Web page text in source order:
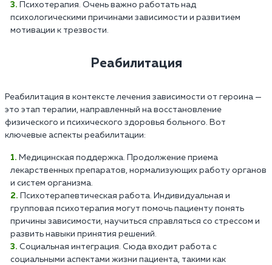
Психотерапия. Очень важно работать над
психологическими причинами зависимости и развитием
мотивации к трезвости.
Реабилитация
Реабилитация в контексте лечения зависимости от героина —
это этап терапии, направленный на восстановление
физического и психического здоровья больного. Вот
ключевые аспекты реабилитации:
Медицинская поддержка. Продолжение приема
лекарственных препаратов, нормализующих работу органов
и систем организма.
Психотерапевтическая работа. Индивидуальная и
групповая психотерапия могут помочь пациенту понять
причины зависимости, научиться справляться со стрессом и
развить навыки принятия решений.
Социальная интеграция. Сюда входит работа с
социальными аспектами жизни пациента, такими как